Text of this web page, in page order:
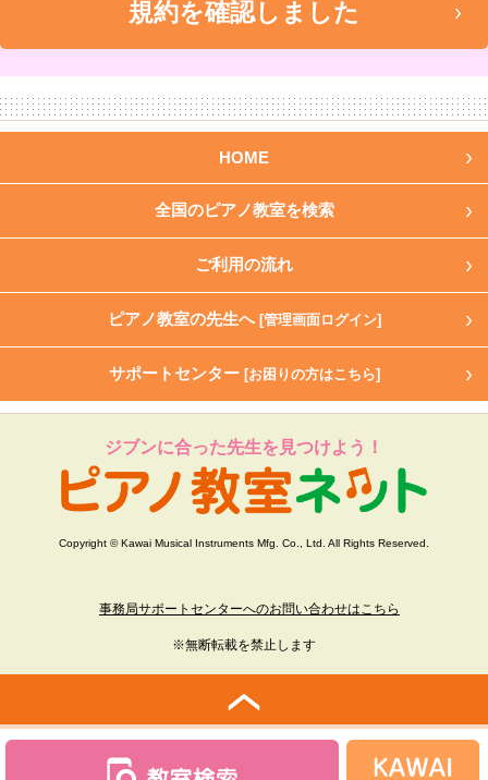
HOME
全国のピアノ教室を検索
ご利用の流れ
ピアノ教室の先生へ [管理画面ログイン]
サポートセンター [お困りの方はこちら]
ジブンに合った先生を見つけよう！
Copyright © Kawai Musical Instruments Mfg. Co., Ltd. All Rights Reserved.
事務局サポートセンターへのお問い合わせはこちら
※無断転載を禁止します